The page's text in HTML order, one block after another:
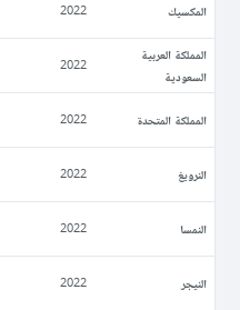
المكسيك 2022
المملكة العربية
السعودية
2022
المملكة المتحدة 2022
النرويغ 2022
النمسا 2022
النيجر 2022